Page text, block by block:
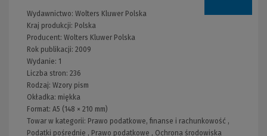
Wydawnictwo: Wolters Kluwer Polska
Kraj produkcji: Polska
Producent: Wolters Kluwer Polska
Rok publikacji: 2009
Wydanie: 1
Liczba stron: 236
Rodzaj: Wzory pism
Okładka: miękka
Format: A5 (148 × 210 mm)
Towar w kategorii: Prawo podatkowe, finanse i rachunkowość ,
Podatki pośrednie , Prawo podatkowe , Ochrona środowiska